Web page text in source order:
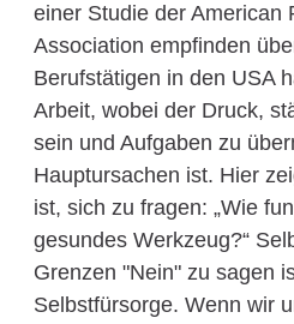
einer Studie der American
Association empfinden
Berufstätigen in den USA
Arbeit, wobei der Druck,
sein und Aufgaben zu
Hauptursachen ist. Hier
ist, sich zu fragen: „Wie
gesundes Werkzeug?“
Grenzen "Nein" zu sagen
Selbstfürsorge. Wenn wir